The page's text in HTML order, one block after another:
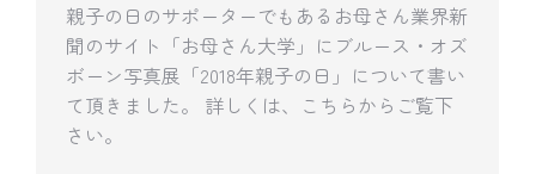
親子の日のサポーターでもあるお母さん業界新
聞のサイト「お母さん大学」にブルース・オズ
ボーン写真展「2018年親子の日」について書い
て頂きました。 詳しくは、こちらからご覧下
さい。